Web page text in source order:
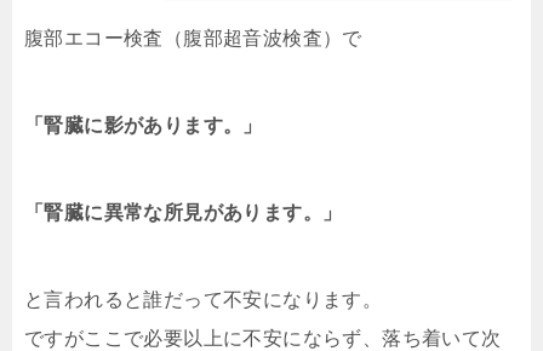
腹部エコー検査（腹部超音波検査）で
「腎臓に影があります。」
「腎臓に異常な所見があります。」
と言われると誰だって不安になります。
ですがここで必要以上に不安にならず、落ち着いて次